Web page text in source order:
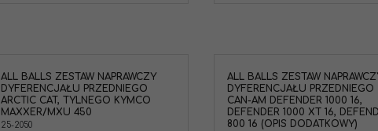
ALL BALLS ZESTAW NAPRAWCZY
DYFERENCJAŁU PRZEDNIEGO
ARCTIC CAT, TYLNEGO KYMCO
MAXXER/MXU 450
25-2050
ALL BALLS ZESTAW
DYFERENCJAŁU PRZEDNIEGO
CAN-AM DEFENDER 1000 16,
DEFENDER 1000 XT 16,
800 16 (OPIS DODATKOWY)